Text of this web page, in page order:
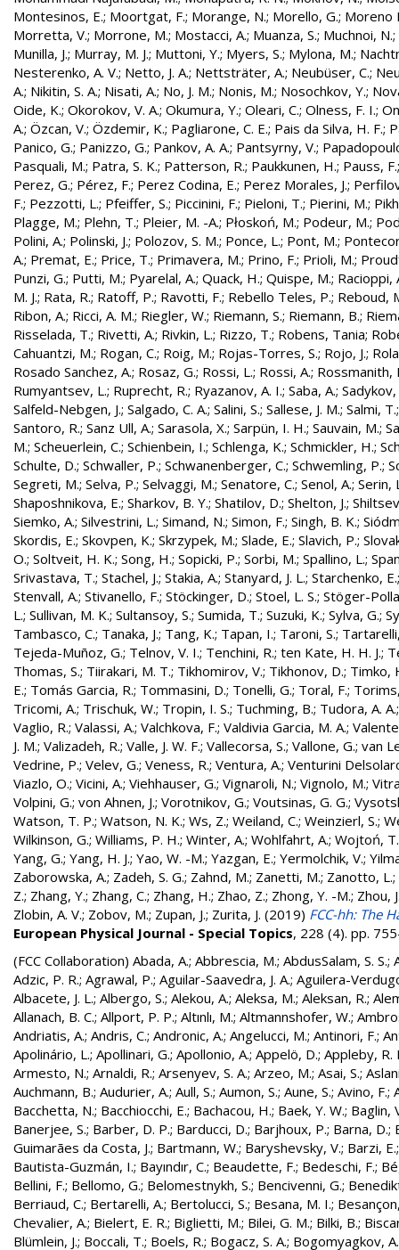
Montesinos, E.; Moortgat, F.; Morange, N.; Morello, G.; Moreno
Morretta, V.; Morrone, M.; Mostacci, A.; Muanza, S.; Muchnoi, N.;
Munilla, J.; Murray, M. J.; Muttoni, Y.; Myers, S.; Mylona, M.;
Nesterenko, A. V.; Netto, J. A.; Nettsträter, A.; Neubüser, C.;
A.; Nikitin, S. A.; Nisati, A.; No, J. M.; Nonis, M.; Nosochkov, Y.;
Oide, K.; Okorokov, V. A.; Okumura, Y.; Oleari, C.; Olness, F. I.;
A.; Özcan, V.; Özdemir, K.; Pagliarone, C. E.; Pais da Silva, H. F.;
Panico, G.; Panizzo, G.; Pankov, A. A.; Pantsyrny, V.;
Pasquali, M.; Patra, S. K.; Patterson, R.; Paukkunen, H.; Pauss, F.
Perez, G.; Pérez, F.; Perez Codina, E.; Perez Morales, J.;
F.; Pezzotti, L.; Pfeiffer, S.; Piccinini, F.; Pieloni, T.; Pierini, M.;
Plagge, M.; Plehn, T.; Pleier, M. -A.; Płoskoń, M.; Podeur, M.;
Polini, A.; Polinski, J.; Polozov, S. M.; Ponce, L.; Pont, M.;
A.; Premat, E.; Price, T.; Primavera, M.; Prino, F.; Prioli, M.;
Punzi, G.; Putti, M.; Pyarelal, A.; Quack, H.; Quispe, M.; Racioppi,
M. J.; Rata, R.; Ratoff, P.; Ravotti, F.; Rebello Teles, P.; Reboud,
Ribon, A.; Ricci, A. M.; Riegler, W.; Riemann, S.; Riemann, B.;
Risselada, T.; Rivetti, A.; Rivkin, L.; Rizzo, T.; Robens, Tania;
Cahuantzi, M.; Rogan, C.; Roig, M.; Rojas-Torres, S.; Rojo, J.;
Rosado Sanchez, A.; Rosaz, G.; Rossi, L.; Rossi, A.; Rossmanith,
Rumyantsev, L.; Ruprecht, R.; Ryazanov, A. I.; Saba, A.; Sadykov,
Salfeld-Nebgen, J.; Salgado, C. A.; Salini, S.; Sallese, J. M.; Salmi, T.
Santoro, R.; Sanz Ull, A.; Sarasola, X.; Sarpün, I. H.; Sauvain, M.;
M.; Scheuerlein, C.; Schienbein, I.; Schlenga, K.; Schmickler, H.;
Schulte, D.; Schwaller, P.; Schwanenberger, C.; Schwemling, P.;
Segreti, M.; Selva, P.; Selvaggi, M.; Senatore, C.; Senol, A.; Serin,
Shaposhnikova, E.; Sharkov, B. Y.; Shatilov, D.; Shelton, J.;
Siemko, A.; Silvestrini, L.; Simand, N.; Simon, F.; Singh, B. K.;
Skordis, E.; Skovpen, K.; Skrzypek, M.; Slade, E.; Slavich, P.;
O.; Soltveit, H. K.; Song, H.; Sopicki, P.; Sorbi, M.; Spallino, L.;
Srivastava, T.; Stachel, J.; Stakia, A.; Stanyard, J. L.; Starchenko, E.
Stenvall, A.; Stivanello, F.; Stöckinger, D.; Stoel, L. S.; Stöger-
L.; Sullivan, M. K.; Sultansoy, S.; Sumida, T.; Suzuki, K.; Sylva, G.;
Tambasco, C.; Tanaka, J.; Tang, K.; Tapan, I.; Taroni, S.;
Tejeda-Muñoz, G.; Telnov, V. I.; Tenchini, R.; ten Kate, H. H. J.;
Thomas, S.; Tiirakari, M. T.; Tikhomirov, V.; Tikhonov, D.; Timko,
E.; Tomás Garcia, R.; Tommasini, D.; Tonelli, G.; Toral, F.;
Tricomi, A.; Trischuk, W.; Tropin, I. S.; Tuchming, B.; Tudora, A. A.
Vaglio, R.; Valassi, A.; Valchkova, F.; Valdivia Garcia, M. A.;
J. M.; Valizadeh, R.; Valle, J. W. F.; Vallecorsa, S.; Vallone, G.; van
Vedrine, P.; Velev, G.; Veness, R.; Ventura, A.; Venturini
Viazlo, O.; Vicini, A.; Viehhauser, G.; Vignaroli, N.; Vignolo, M.;
Volpini, G.; von Ahnen, J.; Vorotnikov, G.; Voutsinas, G. G.;
Watson, T. P.; Watson, N. K.; Ws, Z.; Weiland, C.; Weinzierl, S.;
Wilkinson, G.; Williams, P. H.; Winter, A.; Wohlfahrt, A.; Wojtoń, T.
Yang, G.; Yang, H. J.; Yao, W. -M.; Yazgan, E.; Yermolchik, V.;
Zaborowska, A.; Zadeh, S. G.; Zahnd, M.; Zanetti, M.; Zanotto, L.;
Z.; Zhang, Y.; Zhang, C.; Zhang, H.; Zhao, Z.; Zhong, Y. -M.; Zhou,
Zlobin, A. V.; Zobov, M.; Zupan, J.; Zurita, J. (2019) FCC-hh: The
European Physical Journal - Special Topics, 228 (4). pp.
(FCC Collaboration) Abada, A.; Abbrescia, M.; AbdusSalam, S. S.;
Adzic, P. R.; Agrawal, P.; Aguilar-Saavedra, J. A.; Aguilera-
Albacete, J. L.; Albergo, S.; Alekou, A.; Aleksa, M.; Aleksan, R.;
Allanach, B. C.; Allport, P. P.; Altınlı, M.; Altmannshofer, W.;
Andriatis, A.; Andris, C.; Andronic, A.; Angelucci, M.; Antinori, F.;
Apolinário, L.; Apollinari, G.; Apollonio, A.; Appelö, D.; Appleby, R.
Armesto, N.; Arnaldi, R.; Arsenyev, S. A.; Arzeo, M.; Asai, S.;
Auchmann, B.; Audurier, A.; Aull, S.; Aumon, S.; Aune, S.; Avino, F.;
Bacchetta, N.; Bacchiocchi, E.; Bachacou, H.; Baek, Y. W.; Baglin,
Banerjee, S.; Barber, D. P.; Barducci, D.; Barjhoux, P.; Barna, D.;
Guimarães da Costa, J.; Bartmann, W.; Baryshevsky, V.; Barzi, E.
Bautista-Guzmán, I.; Bayındır, C.; Beaudette, F.; Bedeschi, F.;
Bellini, F.; Bellomo, G.; Belomestnykh, S.; Bencivenni, G.;
Berriaud, C.; Bertarelli, A.; Bertolucci, S.; Besana, M. I.;
Chevalier, A.; Bielert, E. R.; Biglietti, M.; Bilei, G. M.; Bilki, B.;
Blümlein, J.; Boccali, T.; Boels, R.; Bogacz, S. A.; Bogomyagkov, A.